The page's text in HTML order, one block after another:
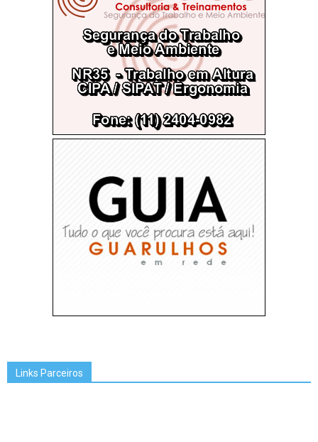
Links Parceiros